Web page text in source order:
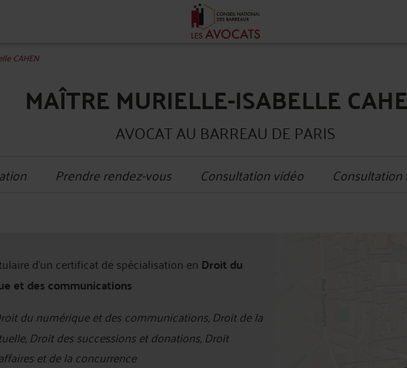
CAHEN
MAÎTRE MURIELLE-ISABELLE
AVOCAT AU BARREAU DE PARIS
Prendre rendez-vous Consultation vidéo
d'un certificat de spécialisation en Droit du
et des communications
du numérique et des communications, Droit de la
Droit des successions et donations, Droit
et de la concurrence